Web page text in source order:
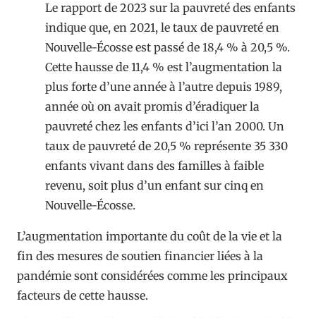
Le rapport de 2023 sur la pauvreté des enfants
indique que, en 2021, le taux de pauvreté en
Nouvelle-Écosse est passé de 18,4 % à 20,5 %.
Cette hausse de 11,4 % est l’augmentation la
plus forte d’une année à l’autre depuis 1989,
année où on avait promis d’éradiquer la
pauvreté chez les enfants d’ici l’an 2000. Un
taux de pauvreté de 20,5 % représente 35 330
enfants vivant dans des familles à faible
revenu, soit plus d’un enfant sur cinq en
Nouvelle-Écosse.
L’augmentation importante du coût de la vie et la
fin des mesures de soutien financier liées à la
pandémie sont considérées comme les principaux
facteurs de cette hausse.